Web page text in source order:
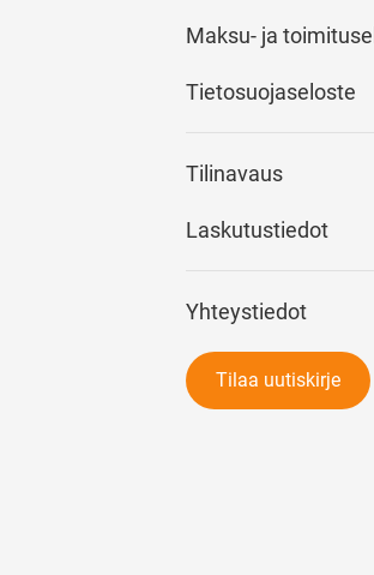
Maksu- ja
Tietosuojaseloste
Tilinavaus
Laskutustiedot
Yhteystiedot
Tilaa uutiskirje